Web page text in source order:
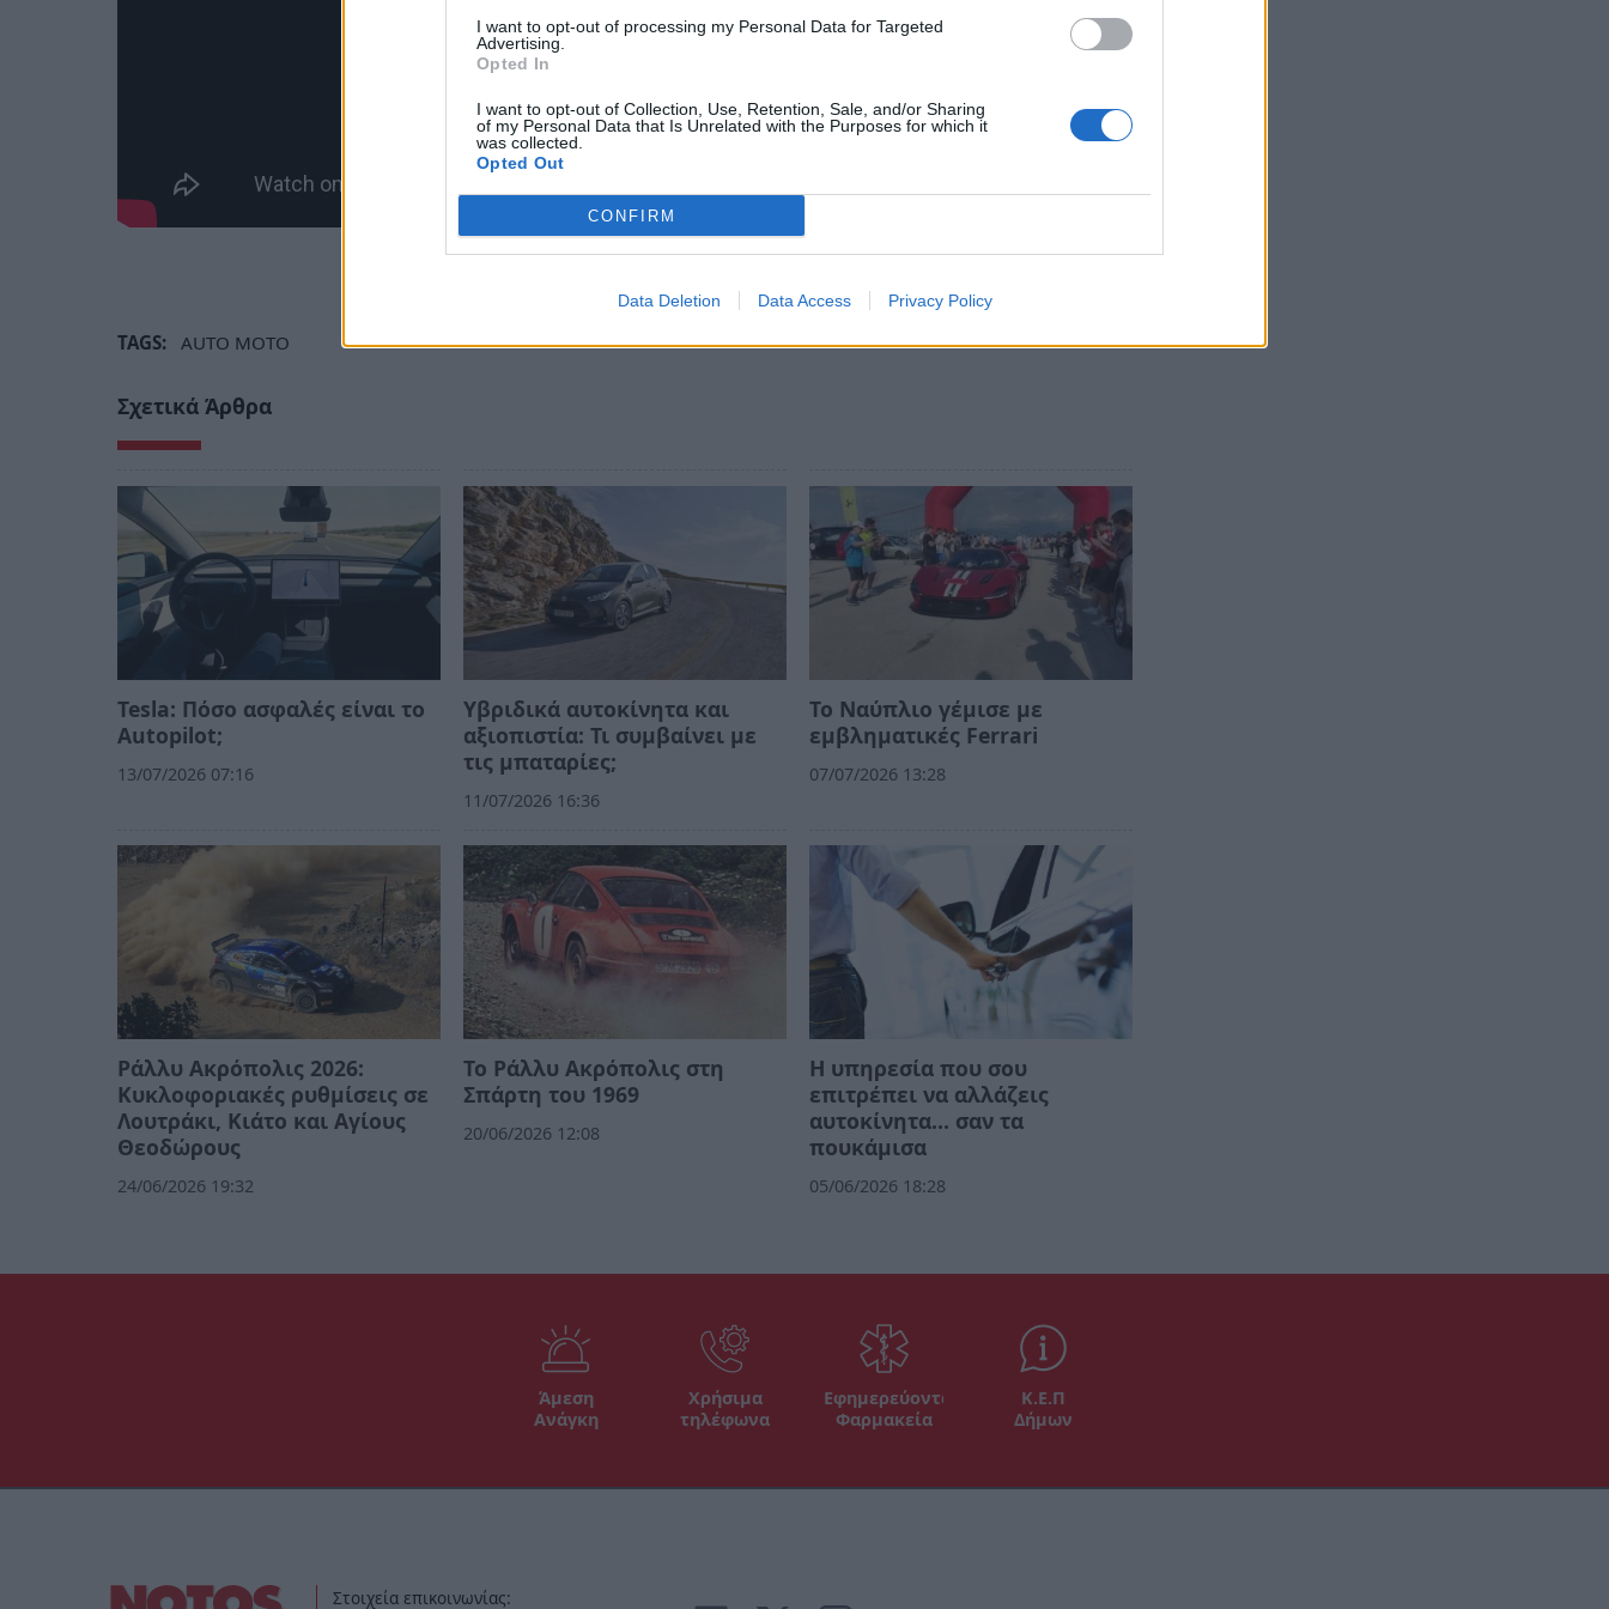
I want to opt-out of processing my Personal Data for Targeted
Advertising.
Opted In
I want to opt-out of Collection, Use, Retention, Sale, and/or Sharing
of my Personal Data that Is Unrelated with the Purposes for which it
was collected.
Opted Out
CONFIRM
Data Deletion Data Access Privacy Policy
TAGS: AUTO MOTO
Σχετικά Άρθρα
Tesla: Πόσο ασφαλές είναι το
Autopilot;
13/07/2026 07:16
Υβριδικά αυτοκίνητα και
αξιοπιστία: Τι συμβαίνει με
τις μπαταρίες;
11/07/2026 16:36
Το Ναύπλιο γέμισε με
εμβληματικές Ferrari
07/07/2026 13:28
Ράλλυ Ακρόπολις 2026:
Κυκλοφοριακές ρυθμίσεις σε
Λουτράκι, Κιάτο και Αγίους
Θεοδώρους
24/06/2026 19:32
Το Ράλλυ Ακρόπολις στη
Σπάρτη του 1969
20/06/2026 12:08
Η υπηρεσία που σου
επιτρέπει να αλλάζεις
αυτοκίνητα... σαν τα
πουκάμισα
05/06/2026 18:28
Άμεση
Ανάγκη
Χρήσιμα
τηλέφωνα
Εφημερεύοντα
Φαρμακεία
Κ.Ε.Π
Δήμων
Στοιχεία επικοινωνίας: